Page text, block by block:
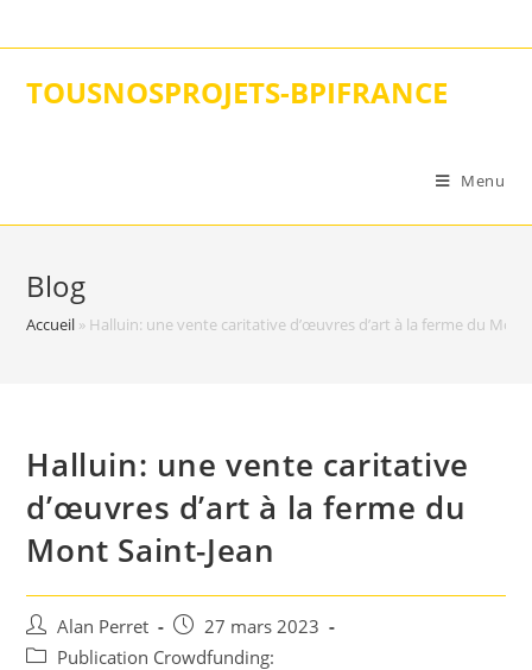
to
TOUSNOSPROJETS-BPIFRANCE
Menu
Blog
Accueil » Halluin: une vente caritative d’œuvres d’art à la ferme du Mont
Halluin: une vente caritative
d’œuvres d’art à la ferme du
Mont Saint-Jean
Auteur/autrice
de
Alan Perret
Post
published:
27 mars 2023
PostPublication Crowdfunding: